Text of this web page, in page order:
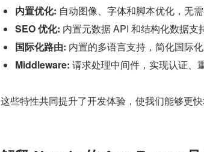
内置优化: 自动图像、字体和脚本优化，无
SEO 优化: 内置元数据 API 和结构化数据支
国际化路由: 内置的多语言支持，简化国际
Middleware: 请求处理中间件，实现认证、
这些特性共同提升了开发体验，使我们能够更